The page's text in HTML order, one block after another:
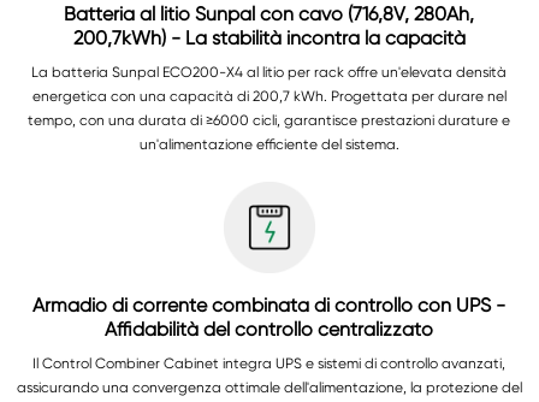
Batteria al litio Sunpal con cavo (716,8V, 280Ah,
200,7kWh) - La stabilità incontra la capacità
La batteria Sunpal ECO200-X4 al litio per rack offre un'elevata densità
energetica con una capacità di 200,7 kWh. Progettata per durare nel
tempo, con una durata di ≥6000 cicli, garantisce prestazioni durature e
un'alimentazione efficiente del sistema.
Armadio di corrente combinata di controllo con UPS -
Affidabilità del controllo centralizzato
Il Control Combiner Cabinet integra UPS e sistemi di controllo avanzati,
assicurando una convergenza ottimale dell'alimentazione, la protezione del